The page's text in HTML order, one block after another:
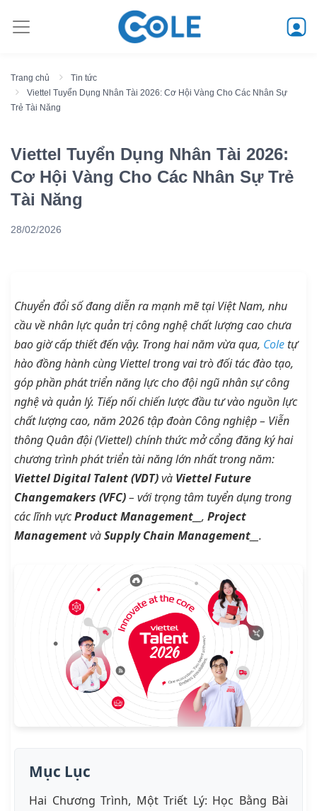
Trang chủ
Tin tức
Viettel Tuyển Dụng Nhân Tài 2026: Cơ Hội Vàng Cho Các Nhân Sự
Trẻ Tài Năng
Viettel Tuyển Dụng Nhân Tài 2026:
Cơ Hội Vàng Cho Các Nhân Sự Trẻ
Tài Năng
28/02/2026
Chuyển đổi số đang diễn ra mạnh mẽ tại Việt Nam, nhu
cầu về nhân lực quản trị công nghệ chất lượng cao chưa
bao giờ cấp thiết đến vậy. Trong hai năm vừa qua, Cole tự
hào đồng hành cùng Viettel trong vai trò đối tác đào tạo,
góp phần phát triển năng lực cho đội ngũ nhân sự công
nghệ và quản lý. Tiếp nối chiến lược đầu tư vào nguồn lực
chất lượng cao, năm 2026 tập đoàn Công nghiệp – Viễn
thông Quân đội (Viettel) chính thức mở cổng đăng ký hai
chương trình phát triển tài năng lớn nhất trong năm:
Viettel Digital Talent (VDT)và Viettel Future
Changemakers (VFC)– với trọng tâm tuyển dụng trong
các lĩnh vựcProduct Management __, Project
ManagementvàSupply Chain Management __.
Mục Lục
Hai Chương Trình, Một Triết Lý: Học Bằng Bài